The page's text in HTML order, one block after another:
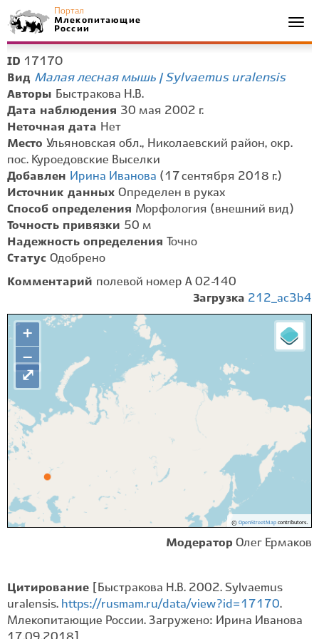
Портал
Млекопитающие
России
ID 17170
Вид Малая лесная мышь | Sylvaemus uralensis
Авторы Быстракова Н.В.
Дата наблюдения 30 мая 2002 г.
Неточная дата Нет
Место Ульяновская обл., Николаевский район, окр.
пос. Куроедовские Выселки
Добавлен Ирина Иванова (17 сентября 2018 г.)
Источник данных Определен в руках
Способ определения Морфология (внешний вид)
Точность привязки 50 м
Надежность определения
Точно
Статус Одобрено
Комментарий полевой номер А 02-140
Загрузка 212_ac3b4
+
−
© OpenStreetMapcontributors.
⤢
Модератор Олег Ермаков
Цитирование
[Быстракова Н.В. 2002. Sylvaemus
uralensis. https://rusmam.ru/data/view?id=17170.
Млекопитающие России. Загружено: Ирина Иванова